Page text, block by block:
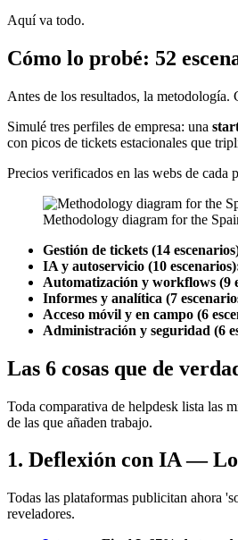
Aquí va todo.
Cómo lo probé: 52
Antes de los resultados, la metodología.
Simulé tres perfiles de empresa: una
con picos de tickets estacionales que
Precios verificados en las webs de cada
Methodology diagram for the
Gestión de tickets (14
IA y autoservicio (10
Automatización y workflows (9
Informes y analítica (7
Acceso móvil y en campo (6
Administración y seguridad (6
Las 6 cosas que de
Toda comparativa de helpdesk lista las
de las que añaden trabajo.
1. Deflexión con IA —
Todas las plataformas publicitan ahora
reveladores.